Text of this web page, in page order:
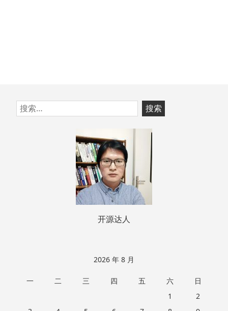
跳
至
搜
索：
开源达人
2026 年 8 月
一 二 三 四 五 六
日
1
2